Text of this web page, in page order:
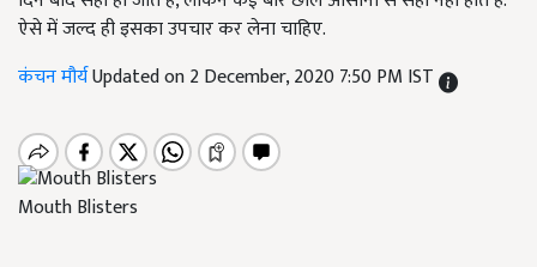
ऐसे में जल्द ही इसका उपचार कर लेना चाहिए.
कंचन मौर्यUpdated on 2 December, 2020 7:50 PM IST
Mouth Blisters